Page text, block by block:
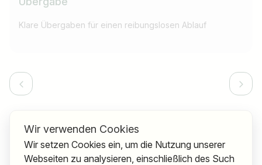
Klare Übergaben für einen reibungslosen Ablauf
Arbeitgeber
Wir verwenden Cookies
Wir setzen Cookies ein, um die Nutzung unserer
Webseiten zu analysieren, einschließlich des Such